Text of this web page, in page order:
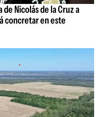
Nicolás de la Cruz a
concretar en este